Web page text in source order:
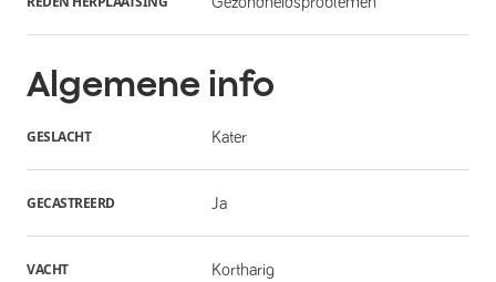
Algemene info
GESLACHT Kater
GECASTREERD Ja
VACHT Kortharig